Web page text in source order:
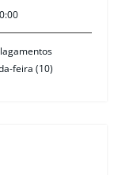
feira (10)